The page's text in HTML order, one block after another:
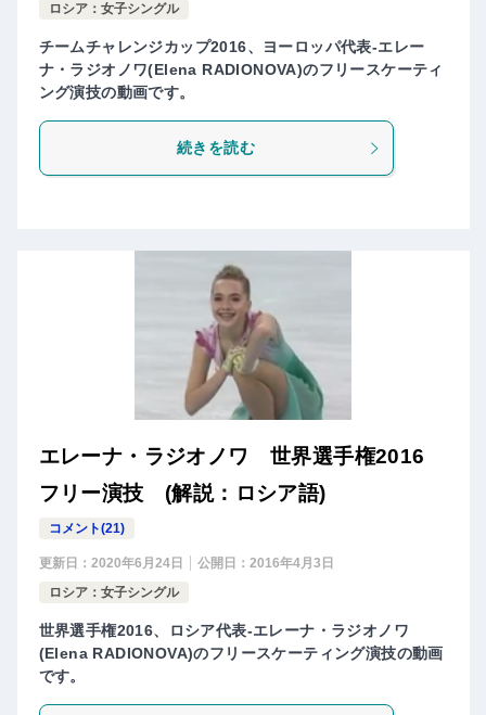
ロシア：女子シングル
チームチャレンジカップ2016、ヨーロッパ代表-エレー
ナ・ラジオノワ(Elena RADIONOVA)のフリースケーティ
ング演技の動画です。
続きを読む
エレーナ・ラジオノワ 世界選手権2016
フリー演技 (解説：ロシア語)
コメント(21)
更新日： 2020年6月24日 公開日： 2016年4月3日
ロシア：女子シングル
世界選手権2016、ロシア代表-エレーナ・ラジオノワ
(Elena RADIONOVA)のフリースケーティング演技の動画
です。